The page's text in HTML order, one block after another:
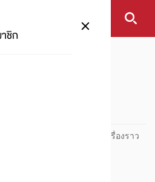
ชิก
รโมชัน อัปเดตและติดตามทุกเรื่องราว